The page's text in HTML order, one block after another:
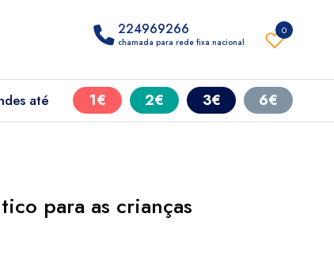
0
224969266
chamada para rede fixa nacional
até 1€ 2€ 3€ 6€
para as crianças